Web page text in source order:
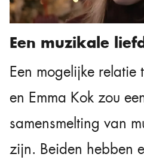
Een muzikale
Een mogelijke relatie
en Emma Kok zou
samensmelting van
zijn. Beiden hebben